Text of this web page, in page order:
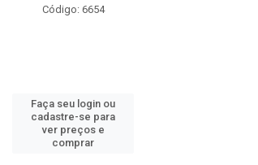
Código: 6654
Faça seu login ou
cadastre-se para
ver preços e
comprar